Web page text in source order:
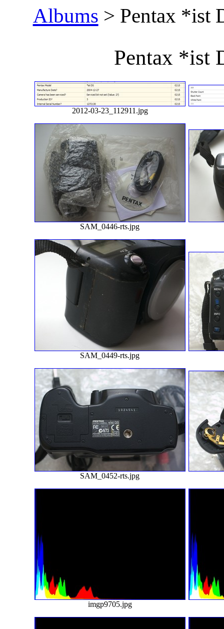
Albums > Pentax *ist
Pentax *ist
2012-03-23_112911.jpg
SAM_0446-rts.jpg
SAM_0449-rts.jpg
SAM_0452-rts.jpg
imgp9705.jpg